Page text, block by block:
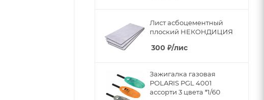
Лист асбоцементный
плоский НЕКОНДИЦИЯ
300 ₽/лис
Зажигалка газовая
POLARIS PGL 4001
ассорти 3 цвета *1/60